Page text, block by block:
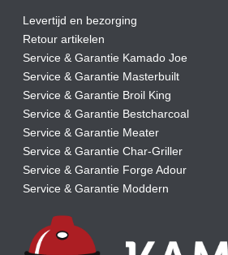
Levertijd en bezorging
Retour artikelen
Service & Garantie Kamado Joe
Service & Garantie Masterbuilt
Service & Garantie Broil King
Service & Garantie Bestcharcoal
Service & Garantie Meater
Service & Garantie Char-Griller
Service & Garantie Forge Adour
Service & Garantie Moddern